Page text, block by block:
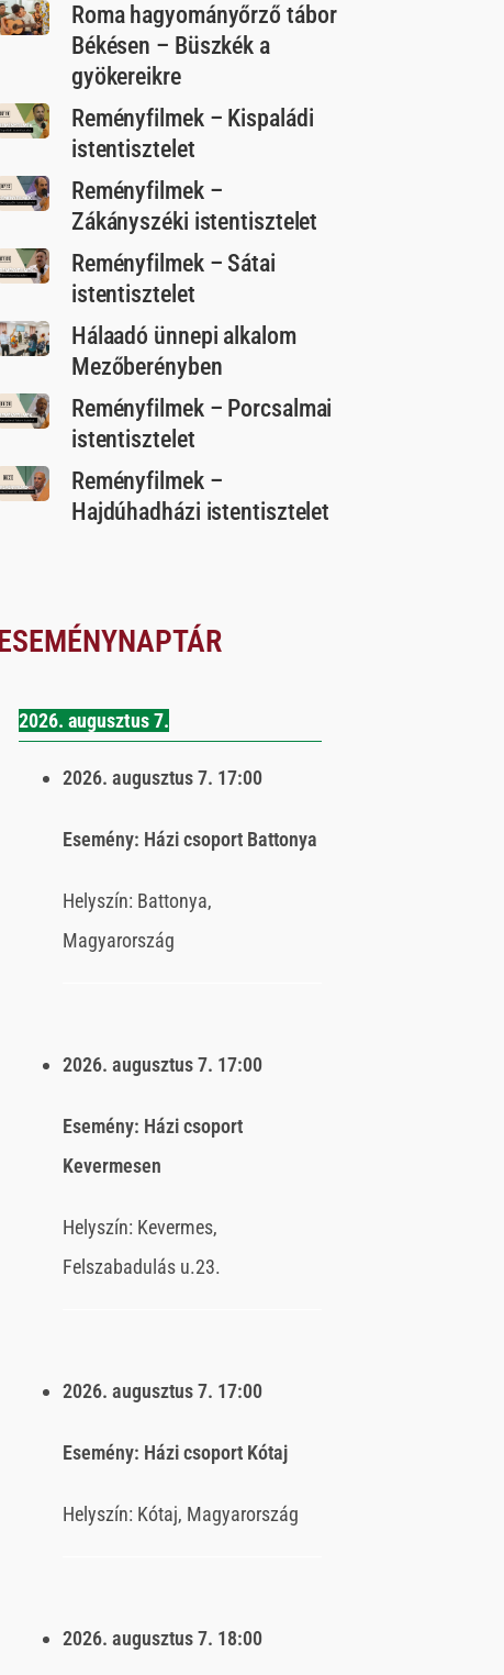
Roma hagyományőrző tábor
Békésen – Büszkék a
gyökereikre
Reményfilmek – Kispaládi
istentisztelet
Reményfilmek –
Zákányszéki istentisztelet
Reményfilmek – Sátai
istentisztelet
Hálaadó ünnepi alkalom
Mezőberényben
Reményfilmek – Porcsalmai
istentisztelet
Reményfilmek –
Hajdúhadházi istentisztelet
2026. augusztus 7.
2026. augusztus 7. 17:00
Esemény: Házi csoport Battonya
Helyszín: Battonya,
Magyarország
2026. augusztus 7. 17:00
Esemény: Házi csoport
Kevermesen
Helyszín: Kevermes,
Felszabadulás u.23.
2026. augusztus 7. 17:00
Esemény: Házi csoport Kótaj
Helyszín: Kótaj, Magyarország
2026. augusztus 7. 18:00